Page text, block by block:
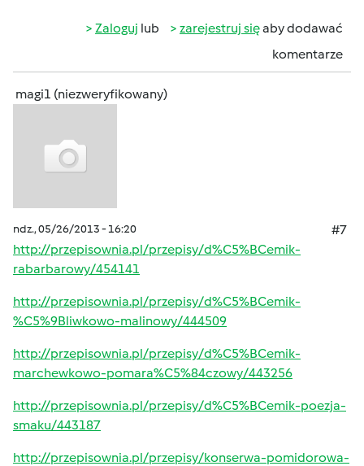
Zaloguj lub zarejestruj sięaby dodawać
komentarze
magi1 (niezweryfikowany)
ndz., 05/26/2013 - 16:20
#7
http://przepisownia.pl/przepisy/d%C5%BCemik-
rabarbarowy/454141
http://przepisownia.pl/przepisy/d%C5%BCemik-
%C5%9Bliwkowo-malinowy/444509
http://przepisownia.pl/przepisy/d%C5%BCemik-
marchewkowo-pomara%C5%84czowy/443256
http://przepisownia.pl/przepisy/d%C5%BCemik-poezja-
smaku/443187
http://przepisownia.pl/przepisy/konserwa-pomidorowa-